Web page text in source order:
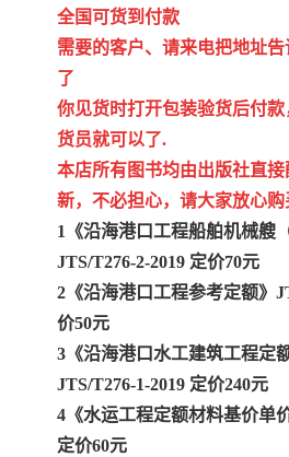
全国可货到付款
需要的客户、请来电把地址
了
你见货时打开包装验货后付
货员就可以了.
本店所有图书均由出版社直
新，不必担心，请大家放心购
1《沿海港口工程船舶机械艘
JTS/T276-2-2019 定价70元
2《沿海港口工程参考定额》
价50元
3《沿海港口水工建筑工程定
JTS/T276-1-2019 定价240元
4《水运工程定额材料基价单
定价60元